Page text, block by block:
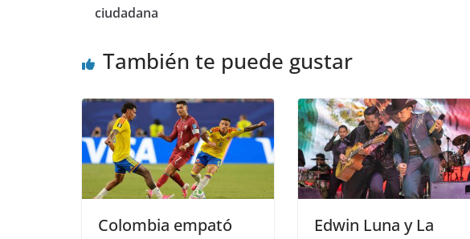
ciudadana
También te puede gustar
Colombia empató
Edwin Luna y La